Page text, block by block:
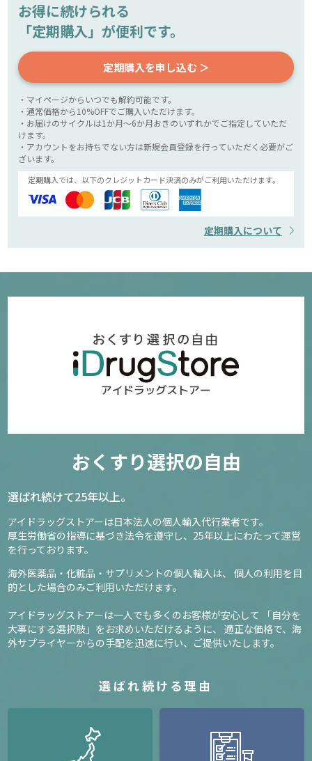
お得に続けられる
「定期購入」が便利です。
定期購入を申し込む ＞
・マイページからいつでも解約可能です。
・通常価格から10%OFFでご購入いただけます。
・お届けのサイクルは1か月～6か月おきのいずれかでご指定していただ
けます。
・アカウントをお持ちでない方は新規会員登録を行っていただく必要がご
ざいます。
定期購入では、以下のクレジットカード決済のみがご利用いただけます。
定期購入について
おくすり選択の自由
選ばれ続けて25年以上。
アイドラッグストアーは日本法人の個人輸入代行業者です。
厚生労働省の指導に基づき法令を遵守し、 25年以上にわたって運営
を行っております。
海外医薬品・化粧品・サプリメントの個人輸入は、 個人の利用を目
的とした場合のみご利用いただけます。
アイドラッグストアーは一人でも多くのお客様が安心して
「自分を
大事にする選択肢」をお求めいただけるように、 適正な価格で、海
外サプライヤーからの手配を迅速に行い、ご提供いたします。
選ばれ続ける理由